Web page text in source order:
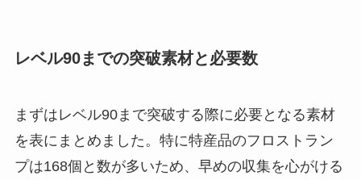
レベル90までの突破素材と必要数
まずはレベル90まで突破する際に必要となる素材
を表にまとめました。特に特産品のフロストラン
プは168個と数が多いため、早めの収集を心がける